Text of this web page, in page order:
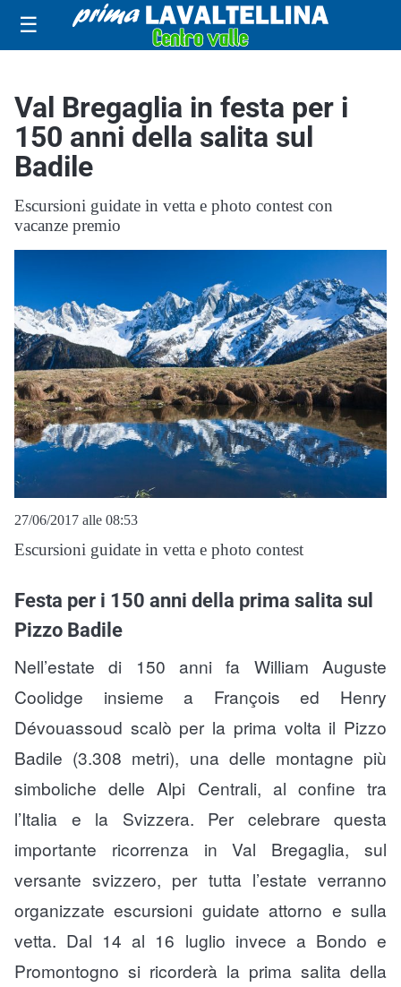
☰
Val Bregaglia in festa per i
150 anni della salita sul
Badile
Escursioni guidate in vetta e photo contest con
vacanze premio
27/06/2017 alle 08:53
Escursioni guidate in vetta e photo contest
Festa per i 150 anni della prima salita sul
Pizzo Badile
Nell’estate di 150 anni fa William Auguste
Coolidge insieme a François ed Henry
Dévouassoud scalò per la prima volta il Pizzo
Badile (3.308 metri), una delle montagne più
simboliche delle Alpi Centrali, al confine tra
l’Italia e la Svizzera. Per celebrare questa
importante ricorrenza in Val Bregaglia, sul
versante svizzero, per tutta l’estate verranno
organizzate escursioni guidate attorno e sulla
vetta. Dal 14 al 16 luglio invece a Bondo e
Promontogno si ricorderà la prima salita della